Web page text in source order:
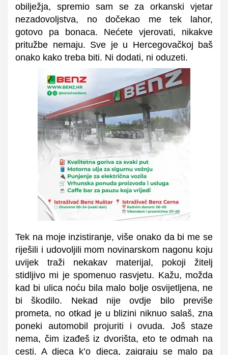
obilježja, spremio sam se za orkanski vjetar
nezadovoljstva, no dočekao me tek lahor,
gotovo pa bonaca. Nećete vjerovati, nikakve
pritužbe nemaju. Sve je u Hercegovačkoj baš
onako kako treba biti. Ni dodati, ni oduzeti.
Tek na moje inzistiranje, više onako da bi me se
riješili i udovoljili mom novinarskom nagonu koju
uvijek traži nekakav materijal, pokoji žitelj
stidljivo mi je spomenuo rasvjetu. Kažu, možda
kad bi ulica noću bila malo bolje osvijetljena, ne
bi škodilo. Nekad nije ovdje bilo previše
prometa, no otkad je u blizini niknuo salaš, zna
poneki automobil projuriti i ovuda. Još staze
nema, čim izađeš iz dvorišta, eto te odmah na
cesti. A djeca k’o djeca, zaigraju se malo pa